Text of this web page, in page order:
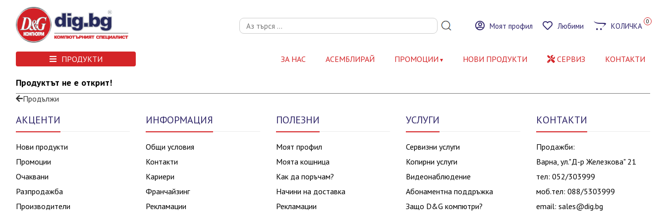
Моят профил Любими КОЛИЧКА 0
ПРОДУКТИ ЗА НАС АСЕМБЛИРАЙ ПРОМОЦИИ НОВИ ПРОДУКТИ СЕРВИЗ КОНТАКТИ
Продуктът не е открит!
Продължи
АКЦЕНТИ
Нови продукти
Промоции
Очаквани
Разпродажба
Производители
ИНФОРМАЦИЯ
Общи условия
Контакти
Кариери
Франчайзинг
Рекламации
ПОЛЕЗНИ
Моят профил
Моята кошница
Как да поръчам?
Начини на доставка
Рекламации
УСЛУГИ
Сервизни услуги
Копирни услуги
Видеонаблюдение
Абонаментна поддръжка
Защо D&G компютри?
КОНТАКТИ
Продажби:
Варна, ул."Д-р Железкова" 21
тел: 052/303999
моб.тел: 088/5303999
email: sales@dig.bg